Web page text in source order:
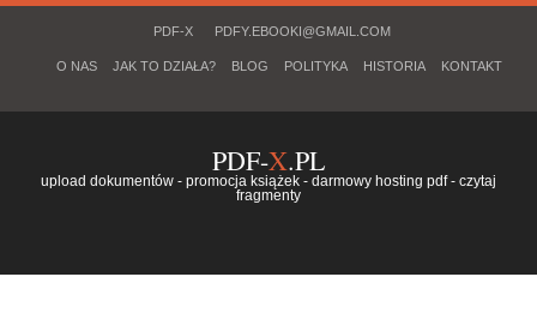
PDF-X PDFY.EBOOKI@GMAIL.COM
O NAS JAK TO DZIAŁA? BLOG POLITYKA HISTORIA KONTAKT
PDF-X.PL
upload dokumentów - promocja książek - darmowy hosting pdf - czytaj
fragmenty